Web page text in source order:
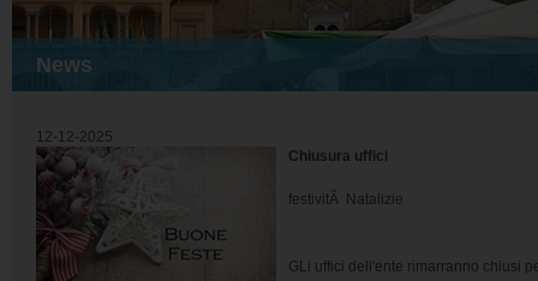
News
12-12-2025
Chiusura uffici
festivitÃ Natalizie
GLi uffici dell'ente rimarranno chiusi